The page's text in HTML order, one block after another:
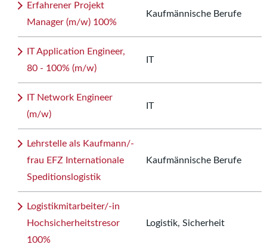
Erfahrener Projekt
Manager (m/w) 100%
Kaufmännische Berufe
IT Application Engineer,
80 - 100% (m/w)
IT
IT Network Engineer
(m/w)
IT
Lehrstelle als Kaufmann/-
frau EFZ Internationale
Speditionslogistik
Kaufmännische Berufe
Logistikmitarbeiter/-in
Hochsicherheitstresor
100%
Logistik, Sicherheit